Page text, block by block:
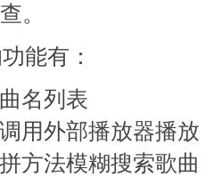
。
能有：
名列表
用外部播放器播放
方法模糊搜索歌曲